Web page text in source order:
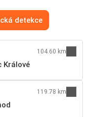
detekce
Králové
104.60 km
119.78 km